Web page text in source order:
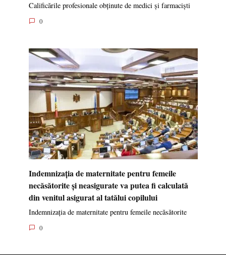
Calificările profesionale obținute de medici și farmaciști
0
Indemnizația de maternitate pentru femeile
necăsătorite și neasigurate va putea fi calculată
din venitul asigurat al tatălui copilului
Indemnizația de maternitate pentru femeile necăsătorite
0